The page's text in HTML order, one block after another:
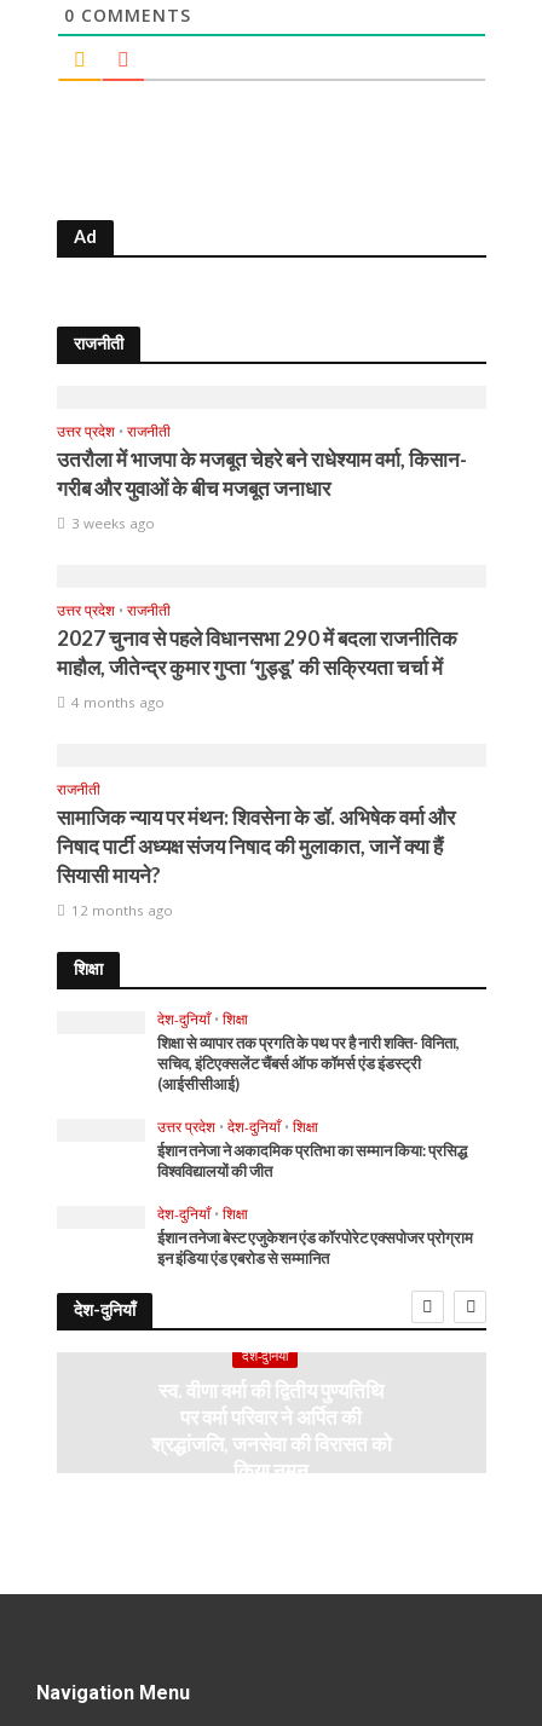
0 COMMENTS
Ad
राजनीती
उत्तर प्रदेश • राजनीती
उतरौला में भाजपा के मजबूत चेहरे बने राधेश्याम वर्मा, किसान-
गरीब और युवाओं के बीच मजबूत जनाधार
3 weeks ago
उत्तर प्रदेश • राजनीती
2027 चुनाव से पहले विधानसभा 290 में बदला राजनीतिक
माहौल, जीतेन्द्र कुमार गुप्ता ‘गुड्डू’ की सक्रियता चर्चा में
4 months ago
राजनीती
सामाजिक न्याय पर मंथन: शिवसेना के डॉ. अभिषेक वर्मा और
निषाद पार्टी अध्यक्ष संजय निषाद की मुलाकात, जानें क्या हैं
सियासी मायने?
12 months ago
शिक्षा
देश-दुनियाँ • शिक्षा
शिक्षा से व्यापार तक प्रगति के पथ पर है नारी शक्ति- विनिता,
सचिव, इंटिएक्सलेंट चैंबर्स ऑफ कॉमर्स एंड इंडस्ट्री
(आईसीसीआई)
उत्तर प्रदेश • देश-दुनियाँ • शिक्षा
ईशान तनेजा ने अकादमिक प्रतिभा का सम्मान किया: प्रसिद्ध
विश्वविद्यालयों की जीत
देश-दुनियाँ • शिक्षा
ईशान तनेजा बेस्ट एजुकेशन एंड कॉरपोरेट एक्सपोजर प्रोग्राम
इन इंडिया एंड एबरोड से सम्मानित
देश-दुनियाँ
देश-दुनियाँ
स्व. वीणा वर्मा की द्वितीय पुण्यतिथि
पर वर्मा परिवार ने अर्पित की
श्रद्धांजलि, जनसेवा की विरासत को
किया नमन
Navigation Menu